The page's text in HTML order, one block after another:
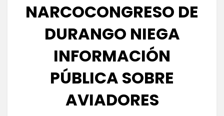
NARCOCONGRESO DE
DURANGO NIEGA
INFORMACIÓN
PÚBLICA SOBRE
AVIADORES